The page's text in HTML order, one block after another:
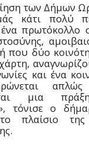
των Δήμων
κάτι πολύ
πρωτόκολλο
που δύο
και ένα
μια
τόνισε ο
πλαίσιο